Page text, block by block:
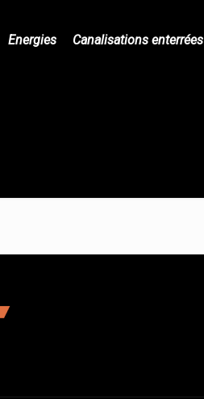
Energies Canalisations enterrées